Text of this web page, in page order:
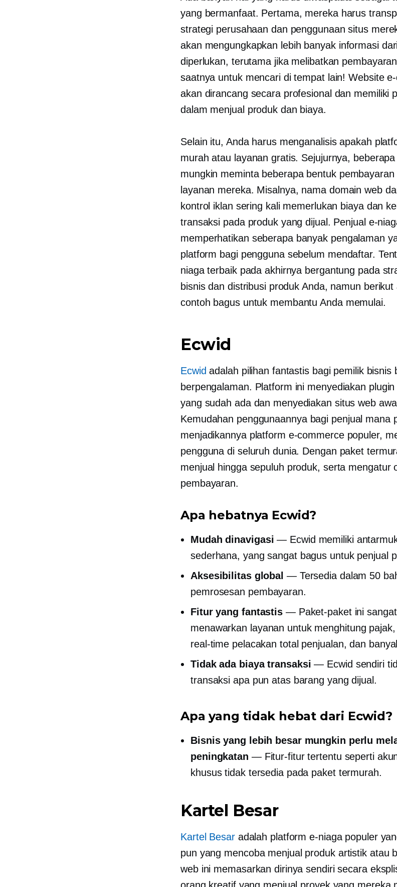
yang bermanfaat. Pertama, mereka harus
strategi perusahaan dan penggunaan situs
akan mengungkapkan lebih banyak informasi
diperlukan, terutama jika melibatkan
saatnya untuk mencari di tempat lain! Website
akan dirancang secara profesional dan memiliki
dalam menjual produk dan biaya.
Selain itu, Anda harus menganalisis apakah
murah atau layanan gratis. Sejujurnya,
mungkin meminta beberapa bentuk
layanan mereka. Misalnya, nama domain web
kontrol iklan sering kali memerlukan biaya dan
transaksi pada produk yang dijual. Penjual e-
memperhatikan seberapa banyak pengalaman
platform bagi pengguna sebelum mendaftar.
niaga terbaik pada akhirnya bergantung pada
bisnis dan distribusi produk Anda, namun
contoh bagus untuk membantu Anda memulai.
Ecwid
Ecwid adalah pilihan fantastis bagi pemilik bisnis
berpengalaman. Platform ini menyediakan
yang sudah ada dan menyediakan situs web
Kemudahan penggunaannya bagi penjual mana
menjadikannya platform e-commerce populer,
pengguna di seluruh dunia. Dengan paket
menjual hingga sepuluh produk, serta mengatur
pembayaran.
Apa hebatnya Ecwid?
Mudah dinavigasi — Ecwid memiliki
sederhana, yang sangat bagus untuk penjual
Aksesibilitas global — Tersedia dalam 50
pemrosesan pembayaran.
Fitur yang fantastis — Paket-paket ini
menawarkan layanan untuk menghitung
real-time pelacakan total penjualan, dan
Tidak ada biaya transaksi — Ecwid sendiri
transaksi apa pun atas barang yang dijual.
Apa yang tidak hebat dari Ecwid?
Bisnis yang lebih besar mungkin perlu
peningkatan — Fitur-fitur tertentu seperti
khusus tidak tersedia pada paket termurah.
Kartel Besar
Kartel Besaradalah platform e-niaga populer
pun yang mencoba menjual produk artistik atau
web ini memasarkan dirinya sendiri secara